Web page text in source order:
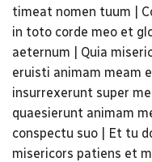
timeat nomen tuum |
in toto corde meo et
aeternum | Quia
eruisti animam meam
insurrexerunt super
quaesierunt animam
conspectu suo | Et tu
misericors patiens et